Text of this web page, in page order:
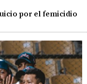
por el femicidio